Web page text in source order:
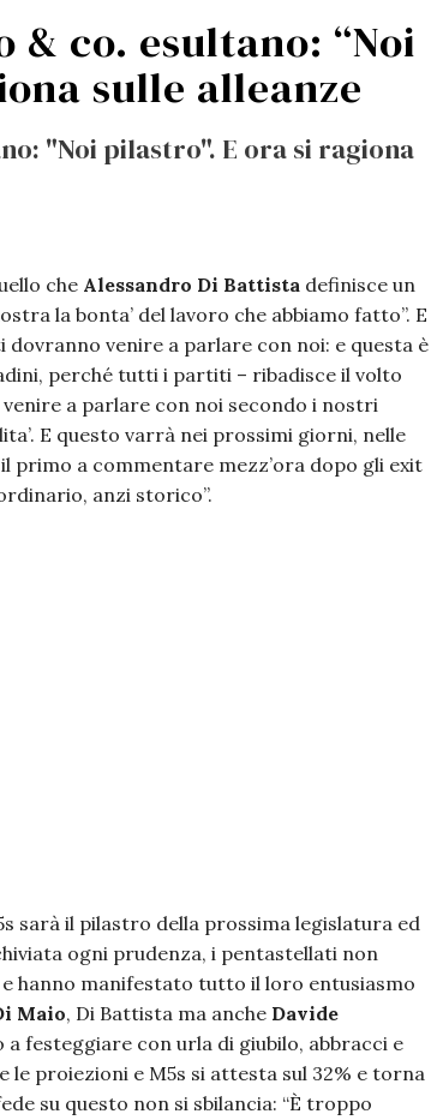
& co. esultano: “Noi
sulle alleanze
"Noi pilastro". E ora si ragiona
che Alessandro Di Battista definisce un
la bonta’ del lavoro che abbiamo fatto”. E
venire a parlare con noi: e questa è
perché tutti i partiti – ribadisce il volto
a parlare con noi secondo i nostri
E questo varrà nei prossimi giorni, nelle
il primo a commentare mezz’ora dopo gli exit
anzi storico”.
sarà il pilastro della prossima legislatura ed
ogni prudenza, i pentastellati non
hanno manifestato tutto il loro entusiasmo
Maio, Di Battista ma anche Davide
festeggiare con urla di giubilo, abbracci e
le proiezioni e M5s si attesta sul 32% e torna
su questo non si sbilancia: “È troppo